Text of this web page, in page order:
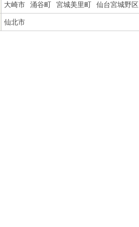
大崎市 涌谷町 宮城美里町 仙台宮城野区
仙北市